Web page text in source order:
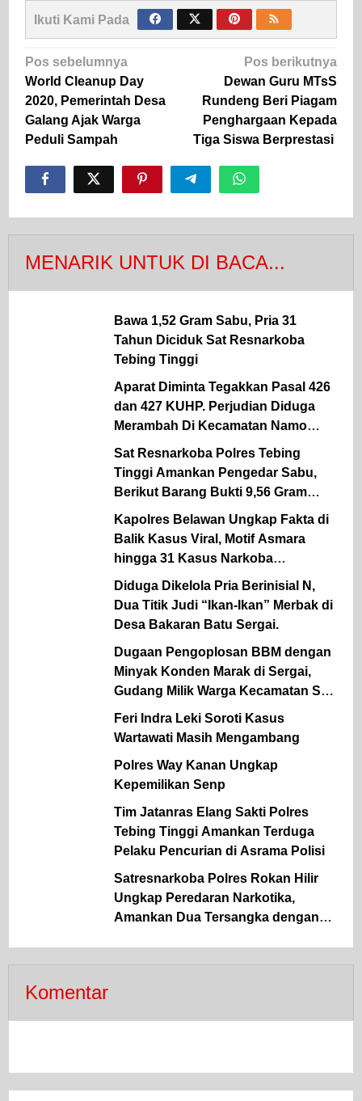
Ikuti Kami Pada
Navigasi
pos
Pos sebelumnya
World Cleanup Day
2020, Pemerintah Desa
Galang Ajak Warga
Peduli Sampah
Pos berikutnya
Dewan Guru MTsS
Rundeng Beri Piagam
Penghargaan Kepada
Tiga Siswa Berprestasi
MENARIK UNTUK DI BACA...
Bawa 1,52 Gram Sabu, Pria 31
Tahun Diciduk Sat Resnarkoba
Tebing Tinggi
Aparat Diminta Tegakkan Pasal 426
dan 427 KUHP. Perjudian Diduga
Merambah Di Kecamatan Namo
Rambe.
Sat Resnarkoba Polres Tebing
Tinggi Amankan Pengedar Sabu,
Berikut Barang Bukti 9,56 Gram
Sabu Disita
Kapolres Belawan Ungkap Fakta di
Balik Kasus Viral, Motif Asmara
hingga 31 Kasus Narkoba
Dibongkar
Diduga Dikelola Pria Berinisial N,
Dua Titik Judi “Ikan-Ikan” Merbak di
Desa Bakaran Batu Sergai.
Dugaan Pengoplosan BBM dengan
Minyak Konden Marak di Sergai,
Gudang Milik Warga Kecamatan Sei
Rampah Digerebek Media.
Feri Indra Leki Soroti Kasus
Wartawati Masih Mengambang
Polres Way Kanan Ungkap
Kepemilikan Senp
Tim Jatanras Elang Sakti Polres
Tebing Tinggi Amankan Terduga
Pelaku Pencurian di Asrama Polisi
Satresnarkoba Polres Rokan Hilir
Ungkap Peredaran Narkotika,
Amankan Dua Tersangka dengan
Komentar